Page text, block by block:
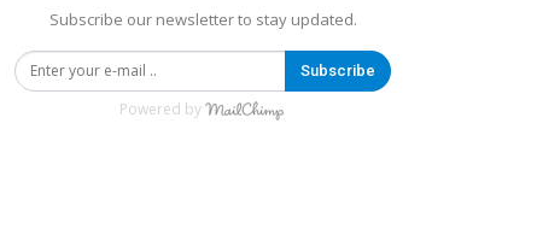
Subscribe our newsletter to stay updated.
Subscribe
Powered by